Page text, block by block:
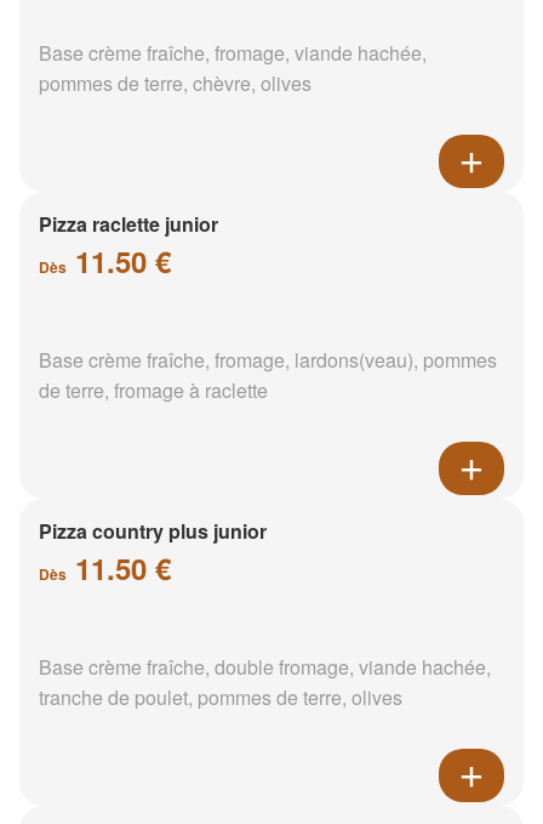
Base crème fraîche, fromage, viande hachée,
pommes de terre, chèvre, olives
Pizza raclette junior
Dès 11.50 €
Base crème fraîche, fromage, lardons(veau), pommes
de terre, fromage à raclette
Pizza country plus junior
Dès 11.50 €
Base crème fraîche, double fromage, viande hachée,
tranche de poulet, pommes de terre, olives